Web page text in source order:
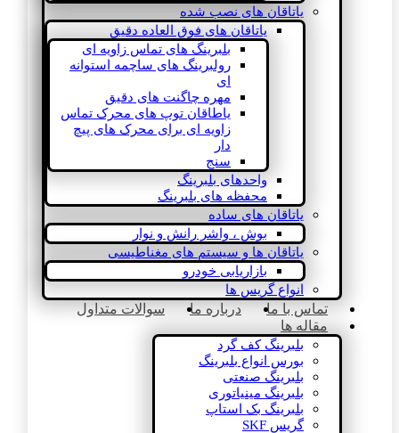
یاتاقان های نصب شده
یاتاقان های فوق العاده دقیق
بلبرینگ های تماس زاویه ای
رولبرینگ های ساچمه استوانه
ای
مهره چاگنت های دقیق
یاطاقان توپ های محرک تماس
زاویه ای برای محرک های پیچ
دار
سنج
واحدهای بلبرینگ
محفظه های بلبرینگ
یاتاقان های ساده
بوش ، واشر رانش و نوار
یاتاقان ها و سیستم های مغناطیسی
بازاریابی خودرو
انواع گریس ها
تماس با ما درباره ما
سوالات متداول
مقاله ها
بلبرینگ کف گرد
بورس انواع بلبرینگ
بلبرینگ صنعتی
بلبرینگ مینیاتوری
بلبرینگ بک استاپ
گریس SKF